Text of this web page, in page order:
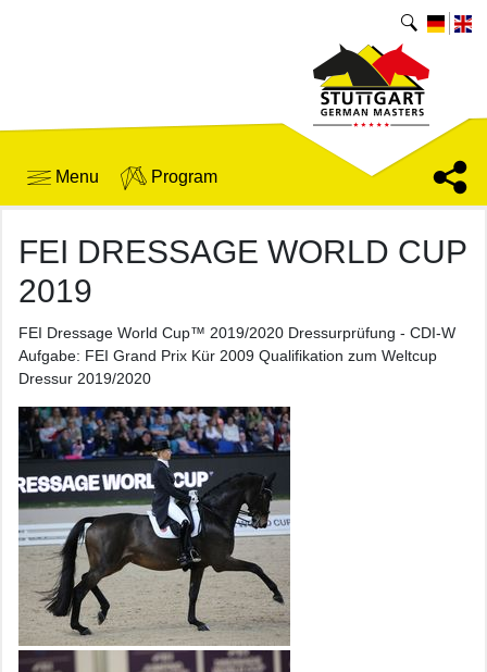
Menu Program
FEI DRESSAGE WORLD CUP
2019
FEI Dressage World Cup™ 2019/2020 Dressurprüfung - CDI-W
Aufgabe: FEI Grand Prix Kür 2009 Qualifikation zum Weltcup
Dressur 2019/2020